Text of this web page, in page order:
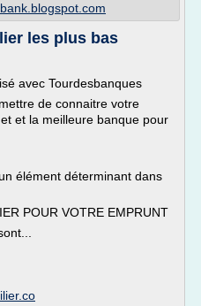
les plus bas
avec Tourdesbanques
de connaitre votre
et la meilleure banque pour
élément déterminant dans
POUR VOTRE EMPRUNT